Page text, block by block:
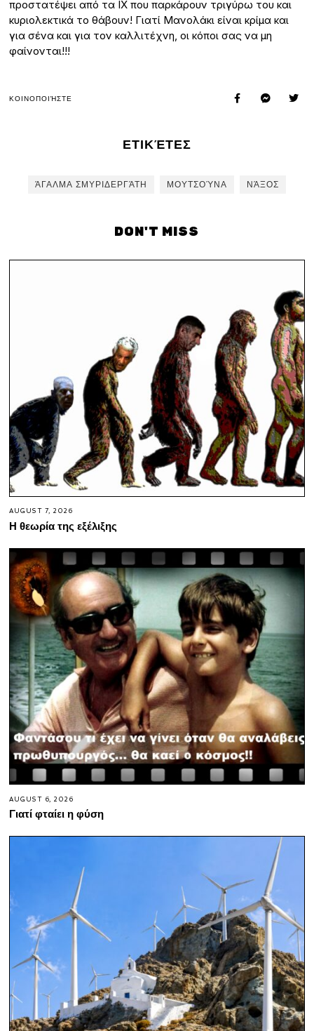
προστατέψει από τα ΙΧ που παρκάρουν τριγύρω του και
κυριολεκτικά το θάβουν! Γιατί Μανολάκι είναι κρίμα και
για σένα και για τον καλλιτέχνη, οι κόποι σας να μη
φαίνονται!!!
ΚΟΙΝΟΠΟΙΉΣΤΕ
ΕΤΙΚΈΤΕΣ
ΆΓΑΛΜΑ ΣΜΥΡΙΔΕΡΓΆΤΗ ΜΟΥΤΣΟΎΝΑ ΝΆΞΟΣ
DON'T MISS
AUGUST 7, 2026
Η θεωρία της εξέλιξης
AUGUST 6, 2026
Γιατί φταίει η φύση